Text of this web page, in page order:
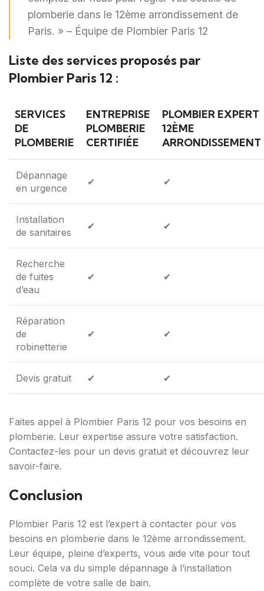
plomberie dans le 12ème arrondissement de
Paris. » – Équipe de Plombier Paris 12
Liste des services proposés par
Plombier Paris 12 :
SERVICES
DE
PLOMBERIE
ENTREPRISE
PLOMBERIE
CERTIFIÉE
PLOMBIER EXPERT
12ÈME
ARRONDISSEMENT
Dépannage
en urgence
✔ ✔
Installation
de sanitaires
✔ ✔
Recherche
de fuites
d’eau
✔ ✔
Réparation
de
robinetterie
✔ ✔
Devis gratuit ✔ ✔
Faites appel à Plombier Paris 12 pour vos besoins en
plomberie. Leur expertise assure votre satisfaction.
Contactez-les pour un devis gratuit et découvrez leur
savoir-faire.
Conclusion
Plombier Paris 12 est l’expert à contacter pour vos
besoins en plomberie dans le 12ème arrondissement.
Leur équipe, pleine d’experts, vous aide vite pour tout
souci. Cela va du simple dépannage à l’installation
complète de votre salle de bain.